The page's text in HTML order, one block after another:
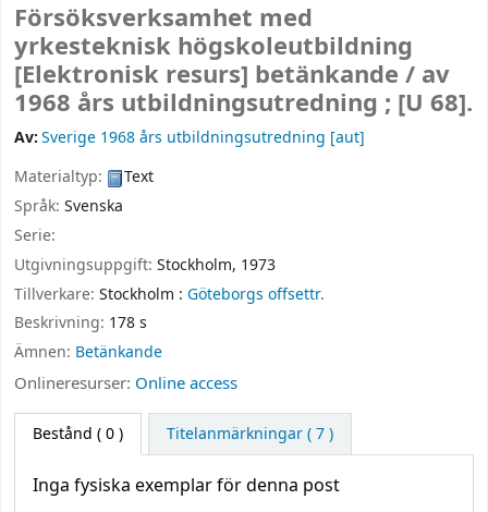
Försöksverksamhet med
yrkesteknisk högskoleutbildning
[Elektronisk resurs] betänkande / av
1968 års utbildningsutredning ; [U 68].
Av:Sverige 1968 års utbildningsutredning [aut]
Materialtyp:
Text
Språk: Svenska
Serie:
Utgivningsuppgift: Stockholm, 1973
Tillverkare: Stockholm : Göteborgs offsettr.
Beskrivning: 178 s
Ämnen: Betänkande
Onlineresurser: Online access
Bestånd ( 0 ) Titelanmärkningar ( 7 )
Inga fysiska exemplar för denna post